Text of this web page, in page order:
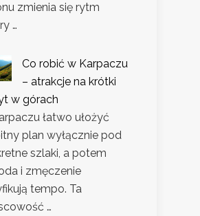
zmienia się rytm
…
Co robić w Karpaczu
– atrakcje na krótki
w górach
łatwo ułożyć
plan wyłącznie pod
szlaki, a potem
i zmęczenie
tempo. Ta
…